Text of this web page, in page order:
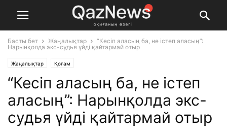
Басты бет Жаңалықтар
“Кесіп аласың ба, не істеп аласың”:
Нарынқолда экс-судья үйді қайтармай отыр
Жаңалықтар Қоғам
“Кесіп аласың ба, не істеп
аласың”: Нарынқолда экс-
судья үйді қайтармай отыр